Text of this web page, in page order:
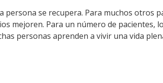
persona se recupera. Para muchos otros
mejoren. Para un número de pacientes,
personas aprenden a vivir una vida